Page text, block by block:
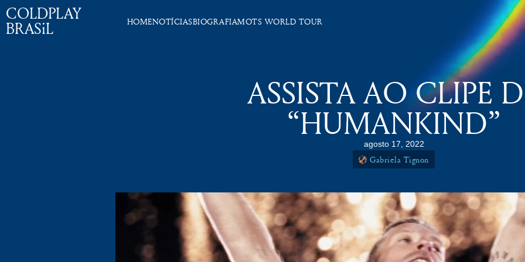
COLDPLAY
BRASiL HOMENOTÍCIASBIOGRAFIAMOTS WORLD TOUR
ASSISTA AO CLIPE
“HUMANKIND”
agosto 17, 2022
Gabriela Tignon